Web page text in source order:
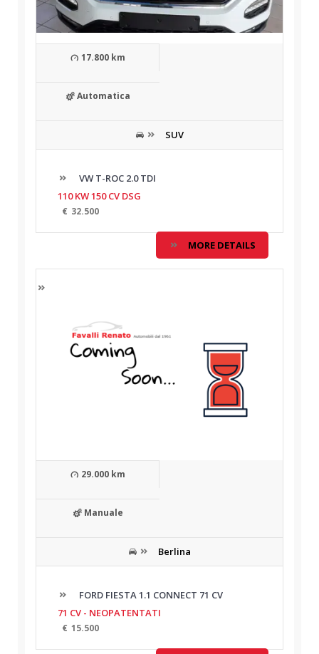
17.800 km
Automatica
SUV
VW T-ROC 2.0 TDI
110 KW 150 CV DSG
€ 32.500
MORE DETAILS
29.000 km
Manuale
Berlina
FORD FIESTA 1.1 CONNECT 71 CV
71 CV - NEOPATENTATI
€ 15.500